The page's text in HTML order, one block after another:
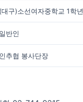
(대구)소선여자중학교 1학년
일반인
인추협 봉사단장